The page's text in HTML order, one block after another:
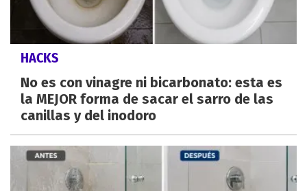
HACKS
No es con vinagre ni bicarbonato: esta es
la MEJOR forma de sacar el sarro de las
canillas y del inodoro